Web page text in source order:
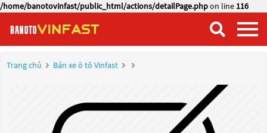
/home/banotovinfast/public_html/actions/detailPage.phpon line 116
Trang chủ Bán xe ô tô Vinfast